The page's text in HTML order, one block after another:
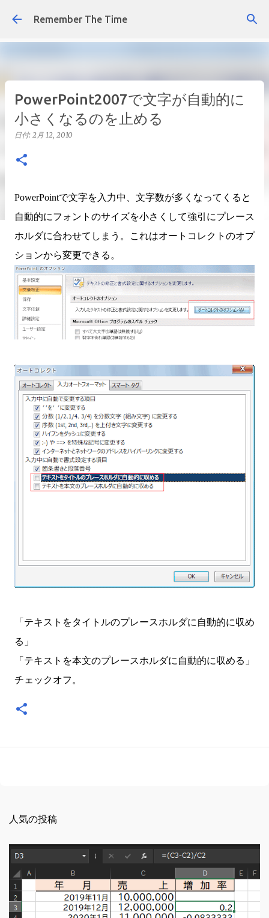
スキップしてメイン コンテンツに移動
Remember The Time
PowerPoint2007で文字が自動的に
小さくなるのを止める
日付: 2月 12, 2010
PowerPointで文字を入力中、文字数が多くなってくると
自動的にフォントのサイズを小さくして強引にプレース
ホルダに合わせてしまう。これはオートコレクトのオプ
ションから変更できる。
「テキストをタイトルのプレースホルダに自動的に収め
る」
「テキストを本文のプレースホルダに自動的に収める」
チェックオフ。
人気の投稿